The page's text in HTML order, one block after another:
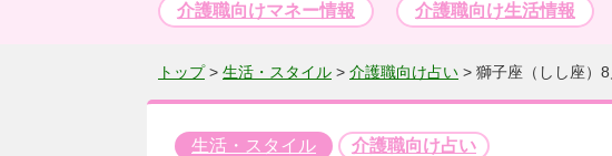
介護職向けマネー情報 介護職向け生活情報
トップ> 生活・スタイル > 介護職向け占い > 獅子座（しし座）
生活・スタイル 介護職向け占い